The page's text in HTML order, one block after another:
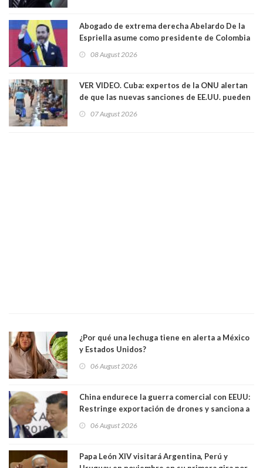
Abogado de extrema derecha Abelardo De la
Espriella asume como presidente de Colombia
08 August 2026
VER VIDEO. Cuba: expertos de la ONU alertan
de que las nuevas sanciones de EE.UU. pueden
07 August 2026
¿Por qué una lechuga tiene en alerta a México
y Estados Unidos?
06 August 2026
China endurece la guerra comercial con EEUU:
Restringe exportación de drones y sanciona a
06 August 2026
Papa León XIV visitará Argentina, Perú y